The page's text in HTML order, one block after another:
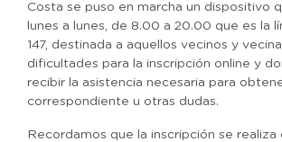
Costa se puso en marcha un dispositivo
lunes a lunes, de 8.00 a 20.00 que es la
147, destinada a aquellos vecinos y
dificultades para la inscripción online y
recibir la asistencia necesaria para
correspondiente u otras dudas.
Recordamos que la inscripción se realiza